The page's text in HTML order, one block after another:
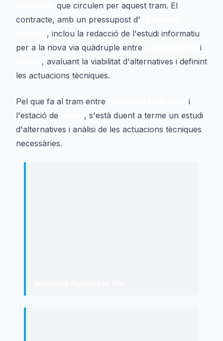
que circulen per aquest tram. El
contracte, amb un pressupost d'
, inclou la redacció de l'estudi informatiu
per a la nova via quàdruple entre
i
, avaluant la viabilitat d'alternatives i definint
les actuacions tècniques.
Pel que fa al tram entre
i
l'estació de
, s'està duent a terme un estudi
d'alternatives i anàlisi de les actuacions tècniques
necessàries.
“
“